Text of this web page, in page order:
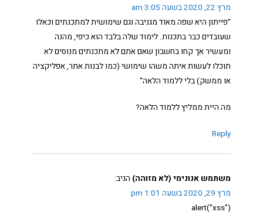
מרץ 22, 2020 בשעה 3:05 am
"פייתון היא שפה מאוד מגניבה וגם שימושית למתכנתים וכאלו
שעובדים כבר בתכנות. לימוד שלה בלבד הוא כיפי, מהנה
ומעשיר אך קחו בחשבון שאם אתם לא מתכנתים מנוסים לא
תוכלו לעשות איתה משהו שימושי (כמו לבנות אתר, אפליקציה
או ממשק) בלי ללמוד הלאה"
מה היית ממליץ ללמוד הלאה?
Reply
משתמש אנונימי (לא מזוהה) הגיב:
מרץ 29, 2020 בשעה 1:01 pm
alert("xss")